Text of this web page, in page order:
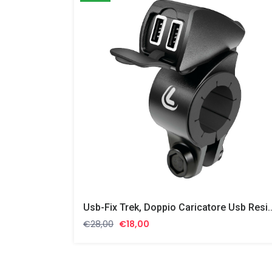
Usb-Fix Trek, Doppio Caricatore Usb
€28,00 Il€18,00